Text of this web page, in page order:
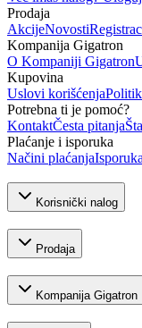
Prodaja
AkcijeNovosti
Kompanija Gigatron
O Kompaniji Gigatron
Kupovina
Uslovi korišćenja
Potrebna ti je pomoć?
KontaktČesta pitanja
Plaćanje i isporuka
Načini plaćanjaIsporuka
Korisnički nalog
Prodaja
Kompanija Gigatron